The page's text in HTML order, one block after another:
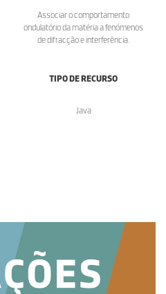
Associar o comportamento
ondulatório da matéria a fenómenos
de difracção e interferência.
TIPO DE RECURSO
Java